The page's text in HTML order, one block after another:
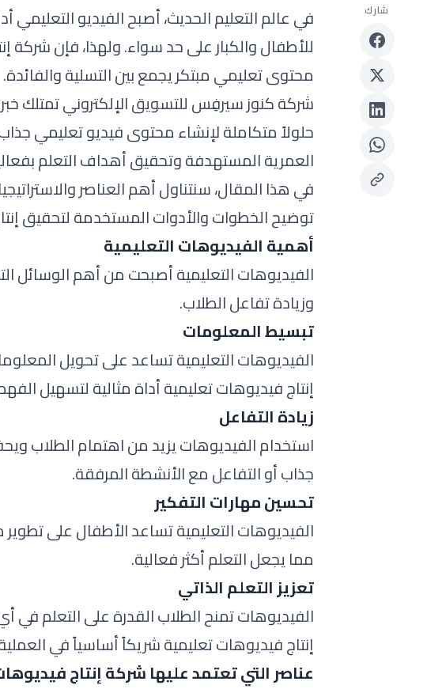
شارك
في عالم التعليم الحديث، أصبح الفيديو
للأطفال والكبار على حد سواء. ولهذا، فإن شركة
محتوى تعليمي مبتكر يجمع بين التسلية والفائدة.
شركة كنوز سيرفِس للتسويق الإلكتروني تمتلك
حلولاً متكاملة لإنشاء محتوى فيديو تعليمي
العمرية المستهدفة وتحقيق أهداف التعلم
في هذا المقال، سنتناول أهم العناصر
توضيح الخطوات والأدوات المستخدمة لتحقيق
أهمية الفيديوهات التعليمية
الفيديوهات التعليمية أصبحت من أهم الوسائل
وزيادة تفاعل الطلاب.
تبسيط المعلومات
الفيديوهات التعليمية تساعد على تحويل
إنتاج فيديوهات تعليمية أداة مثالية لتسهيل
زيادة التفاعل
استخدام الفيديوهات يزيد من اهتمام الطلاب
جذاب أو التفاعل مع الأنشطة المرفقة.
تحسين مهارات التفكير
الفيديوهات التعليمية تساعد الأطفال على
مما يجعل التعلم أكثر فعالية.
تعزيز التعلم الذاتي
الفيديوهات تمنح الطلاب القدرة على التعلم
إنتاج فيديوهات تعليمية شريكاً أساسياً في
عناصر التي تعتمد عليها شركة إنتاج